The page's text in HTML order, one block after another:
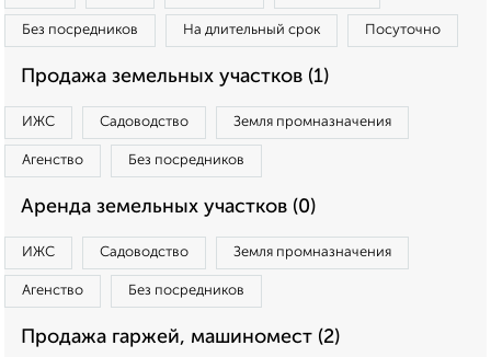
Без посредников На длительный срок Посуточно
Продажа земельных участков (1)
ИЖС Садоводство Земля промназначения
Агенство Без посредников
Аренда земельных участков (0)
ИЖС Садоводство Земля промназначения
Агенство Без посредников
Продажа гаржей, машиномест (2)